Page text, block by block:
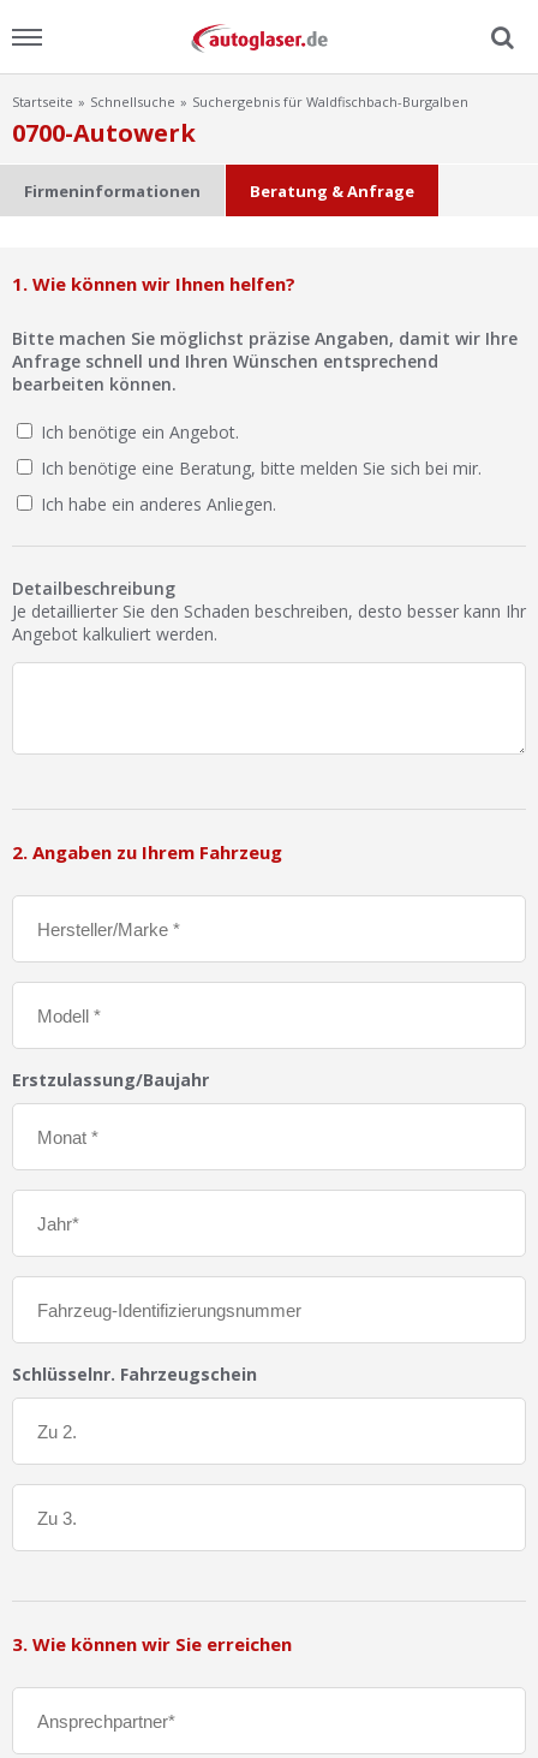
Menu
Home
Ratgeber
Scheibensuche
FAQ
Lexikon
Ist Ihre Werkstatt schon dabei?
Werkstatt Login
Startseite Schnellsuche Suchergebnis für Waldfischbach-Burgalben
0700-Autowerk
Firmeninformationen Beratung & Anfrage
1. Wie können wir Ihnen helfen?
Bitte machen Sie möglichst präzise Angaben, damit wir Ihre
Anfrage schnell und Ihren Wünschen entsprechend
bearbeiten können.
Ich benötige ein Angebot.
Ich benötige eine Beratung, bitte melden Sie sich bei mir.
Ich habe ein anderes Anliegen.
Detailbeschreibung
Je detaillierter Sie den Schaden beschreiben, desto besser kann Ihr
Angebot kalkuliert werden.
2. Angaben zu Ihrem Fahrzeug
Erstzulassung/Baujahr
Schlüsselnr. Fahrzeugschein
3. Wie können wir Sie erreichen